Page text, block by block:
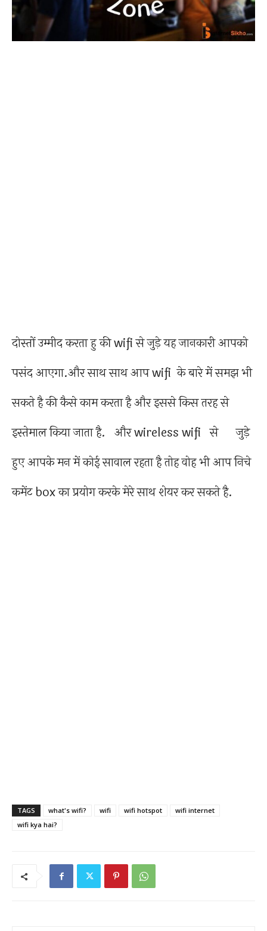
दोस्तों उम्मीद करता हु की wifi से जुड़े यह जानकारी आपको
पसंद आएगा.और साथ साथ आप wifi के बारे में समझ भी
सकते है की कैसे काम करता है और इससे किस तरह से
इस्तेमाल किया जाता है. और wireless wifi से जुड़े
हुए आपके मन में कोई सावाल रहता है तोह वोह भी आप निचे
कमेंट box का प्रयोग करके मेरे साथ शेयर कर सकते है.
TAGS what's wifi? wifi wifi hotspot
wifi internet
wifi kya hai?